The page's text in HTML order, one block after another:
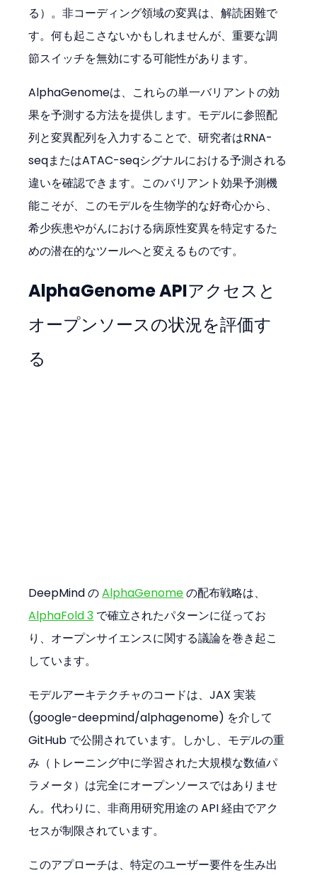
る）。非コーディング領域の変異は、解読困難で
す。何も起こさないかもしれませんが、重要な調
節スイッチを無効にする可能性があります。
AlphaGenomeは、これらの単一バリアントの効
果を予測する方法を提供します。モデルに参照配
列と変異配列を入力することで、研究者はRNA-
seqまたはATAC-seqシグナルにおける予測される
違いを確認できます。このバリアント効果予測機
能こそが、このモデルを生物学的な好奇心から、
希少疾患やがんにおける病原性変異を特定するた
めの潜在的なツールへと変えるものです。
AlphaGenome APIアクセスと
オープンソースの状況を評価す
る
DeepMind の AlphaGenome の配布戦略は、
AlphaFold 3 で確立されたパターンに従ってお
り、オープンサイエンスに関する議論を巻き起こ
しています。
モデルアーキテクチャのコードは、JAX 実装
(google-deepmind/alphagenome) を介して
GitHub で公開されています。しかし、モデルの重
み（トレーニング中に学習された大規模な数値パ
ラメータ）は完全にオープンソースではありませ
ん。代わりに、非商用研究用途の API 経由でアク
セスが制限されています。
このアプローチは、特定のユーザー要件を生み出